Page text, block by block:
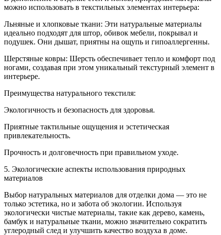
можно использовать в текстильных элементах интерьера:
Льняные и хлопковые ткани: Эти натуральные материалы
идеально подходят для штор, обивок мебели, покрывал и
подушек. Они дышат, приятны на ощупь и гипоаллергенны.
Шерстяные ковры: Шерсть обеспечивает тепло и комфорт под
ногами, создавая при этом уникальный текстурный элемент в
интерьере.
Преимущества натурального текстиля:
Экологичность и безопасность для здоровья.
Приятные тактильные ощущения и эстетическая
привлекательность.
Прочность и долговечность при правильном уходе.
5. Экологические аспекты использования природных
материалов
Выбор натуральных материалов для отделки дома — это не
только эстетика, но и забота об экологии. Используя
экологически чистые материалы, такие как дерево, камень,
бамбук и натуральные ткани, можно значительно сократить
углеродный след и улучшить качество воздуха в доме.